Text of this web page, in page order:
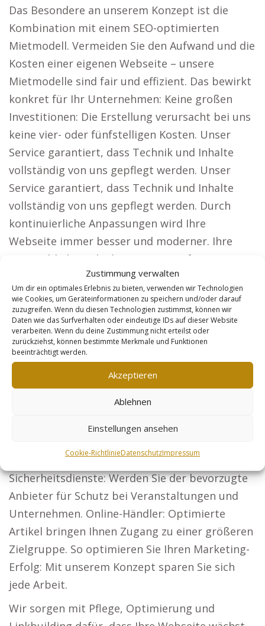
Zustimmung verwalten
Um dir ein optimales Erlebnis zu bieten, verwenden wir Technologien
wie Cookies, um Geräteinformationen zu speichern und/oder darauf
zuzugreifen. Wenn du diesen Technologien zustimmst, können wir
Daten wie das Surfverhalten oder eindeutige IDs auf dieser Website
verarbeiten. Wenn du deine Zustimmung nicht erteilst oder
zurückziehst, können bestimmte Merkmale und Funktionen
beeinträchtigt werden.
Akzeptieren
Ablehnen
Einstellungen ansehen
Cookie-RichtlinieDatenschutzImpressum
Das Besondere an unserem Konzept ist die
Kombination mit einem SEO-optimierten
Mietmodell. Vermeiden Sie den Aufwand und die
Kosten einer eigenen Webseite – unsere
Mietmodelle sind fair und effizient. Das bewirkt
konkret für Ihr Unternehmen: Keine großen
Investitionen: Die Erstellung verursacht bei uns
keine vier- oder fünfstelligen Kosten. Unser
Service garantiert, dass Technik und Inhalte
vollständig von uns gepflegt werden. Unser
Service garantiert, dass Technik und Inhalte
vollständig von uns gepflegt werden. Durch
kontinuierliche Anpassungen wird Ihre
Webseite immer besser und moderner. Ihre
Kosten bleiben planbar mit einem festen
monatlichen Betrag. Wie unsere Lösung den
Anforderungen unserer Kunden gerecht wird.
Besonders Unternehmen, die eine hohe
Reichweite anstreben, profitieren von unseren
Webseiten, wie etwa: Anwälte: Werden Sie in
ganz Deutschland sichtbar und ziehen Sie neue
Mandanten an. Architekten: Zeigen Sie Ihre
Arbeiten und ziehen Sie potenzielle Bauherren
Privatpersonen mit Ihren steuerlichen Services.
Sicherheitsdienste: Werden Sie der bevorzugte
Anbieter für Schutz bei Veranstaltungen und
Unternehmen. Online-Händler: Optimierte
Artikel bringen Ihnen Zugang zu einer größeren
Zielgruppe. So optimieren Sie Ihren Marketing-
Erfolg: Mit unserem Konzept sparen Sie sich
jede Arbeit.
Wir sorgen mit Pflege, Optimierung und